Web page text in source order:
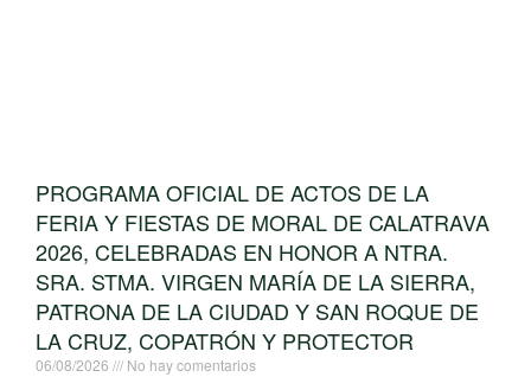
PROGRAMA OFICIAL DE ACTOS DE LA
FERIA Y FIESTAS DE MORAL DE CALATRAVA
2026, CELEBRADAS EN HONOR A NTRA.
SRA. STMA. VIRGEN MARÍA DE LA SIERRA,
PATRONA DE LA CIUDAD Y SAN ROQUE DE
LA CRUZ, COPATRÓN Y PROTECTOR
06/08/2026 No hay comentarios